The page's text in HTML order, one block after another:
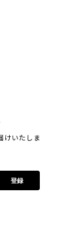
けいたしま
登録